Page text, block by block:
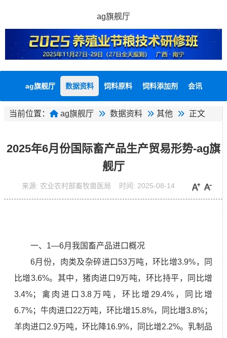
ag旗舰厅
ag旗舰厅 数据资料 饲料原料 饲料添加剂 会讯
当前位置： ag旗舰厅 数据资料 其他 正文
2025年6月份国际畜产品生产贸易形势-ag旗
舰厅
来源: 农业农村部畜牧兽医局 时间: 2025-08-14
一、1—6月我国畜产品进口概况
6月份，肉类及杂碎进口53万吨，环比增3.9%，同
比增3.6%。其中，猪肉进口9万吨，环比持平，同比增
3.4%；禽肉进口3.8万吨，环比增29.4%，同比增
6.7%；牛肉进口22万吨，环比增15.8%，同比增3.8%；
羊肉进口2.9万吨，环比降16.9%，同比增2.2%。乳制品